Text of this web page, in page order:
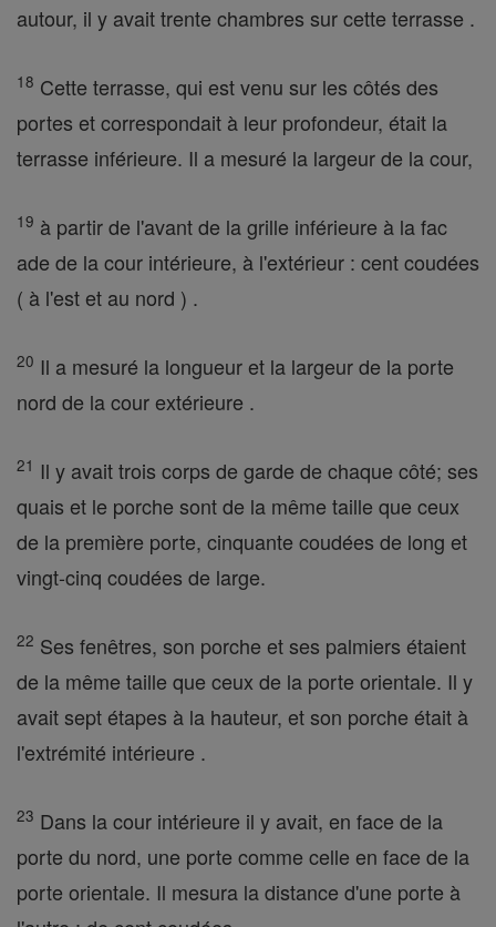
autour, il y avait trente chambres sur cette terrasse .
18 Cette terrasse, qui est venu sur les côtés des
portes et correspondait à leur profondeur, était la
terrasse inférieure. Il a mesuré la largeur de la cour,
19 à partir de l'avant de la grille inférieure à la fac
ade de la cour intérieure, à l'extérieur : cent coudées
( à l'est et au nord ) .
20 Il a mesuré la longueur et la largeur de la porte
nord de la cour extérieure .
21 Il y avait trois corps de garde de chaque côté; ses
quais et le porche sont de la même taille que ceux
de la première porte, cinquante coudées de long et
vingt-cinq coudées de large.
22 Ses fenêtres, son porche et ses palmiers étaient
de la même taille que ceux de la porte orientale. Il y
avait sept étapes à la hauteur, et son porche était à
l'extrémité intérieure .
23 Dans la cour intérieure il y avait, en face de la
porte du nord, une porte comme celle en face de la
porte orientale. Il mesura la distance d'une porte à